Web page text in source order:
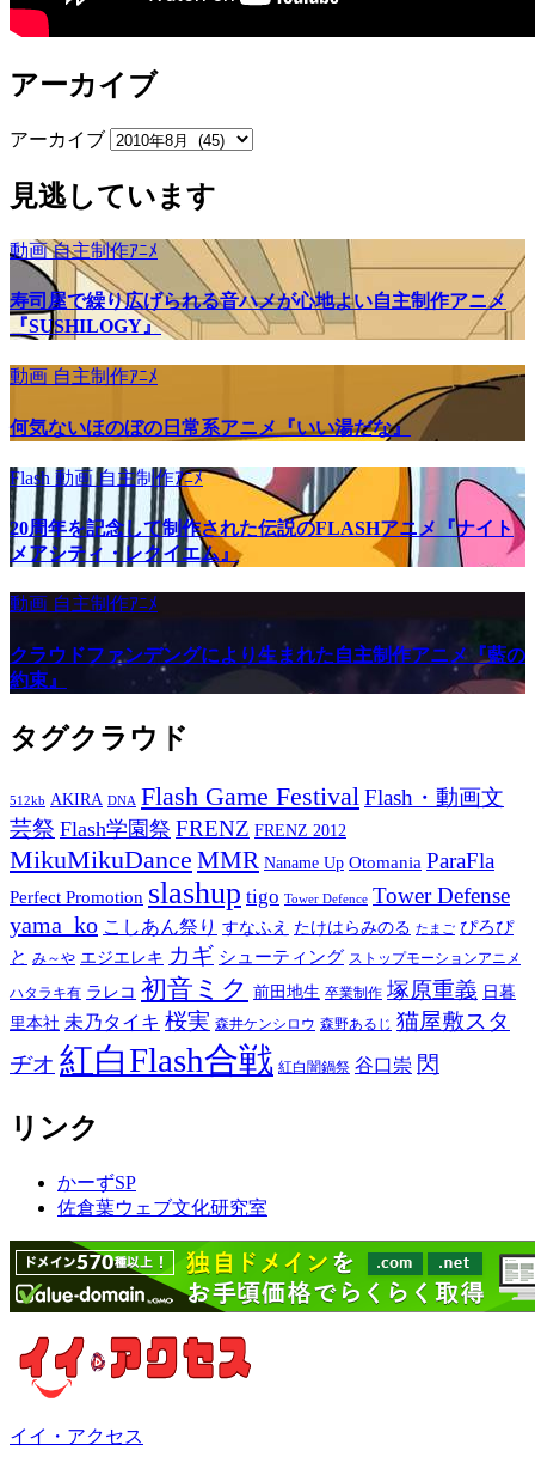
アーカイブ
アーカイブ
見逃しています
動画自主制作ｱﾆﾒ
寿司屋で繰り広げられる音ハメが心地よい自主制作アニメ
『SUSHILOGY』
動画 自主制作ｱﾆﾒ
何気ないほのぼの日常系アニメ『いい湯だな』
Flash 動画自主制作ｱﾆﾒ
20周年を記念して制作された伝説のFLASHアニメ『ナイト
メアシティ・レクイエム』
動画 自主制作ｱﾆﾒ
クラウドファンデングにより生まれた自主制作アニメ『藍の
約束』
タグクラウド
512kb AKIRA DNA Flash Game Festival Flash・動画文
芸祭 Flash学園祭 FRENZ FRENZ 2012
MikuMikuDance MMR Naname Up Otomania ParaFla
Perfect Promotion slashup tigo Tower Defence Tower Defense
yama_ko こしあん祭り すなふえ たけはらみのる たまご ぴろぴ
と み～や エジエレキ カギ シューティング ストップモーションアニメ
ハタラキ有 ラレコ 初音ミク 前田地生 卒業制作 塚原重義 日暮
里本社 未乃タイキ 桜実 森井ケンシロウ 森野あるじ 猫屋敷スタ
ヂオ 紅白Flash合戦 紅白闇鍋祭 谷口崇 閃
リンク
かーずSP
佐倉葉ウェブ文化研究室
イイ・アクセス